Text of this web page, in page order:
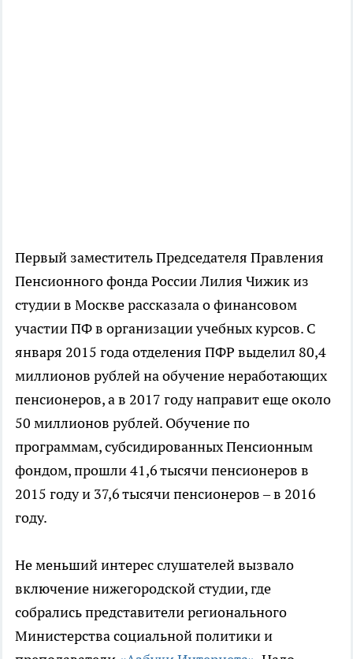
Первый заместитель Председателя Правления
Пенсионного фонда России Лилия Чижик из
студии в Москве рассказала о финансовом
участии ПФ в организации учебных курсов. С
января 2015 года отделения ПФР выделил 80,4
миллионов рублей на обучение неработающих
пенсионеров, а в 2017 году направит еще около
50 миллионов рублей. Обучение по
программам, субсидированных Пенсионным
фондом, прошли 41,6 тысячи пенсионеров в
2015 году и 37,6 тысячи пенсионеров – в 2016
году.
Не меньший интерес слушателей вызвало
включение нижегородской студии, где
собрались представители регионального
Министерства социальной политики и